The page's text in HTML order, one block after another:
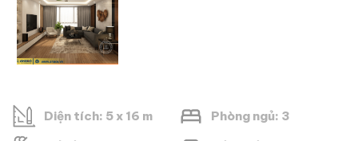
Diện tích: 5 x 16 m Phòng ngủ: 3